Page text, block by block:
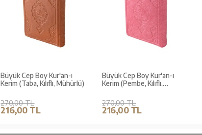
Büyük Cep Boy Kur'an-ı
Kerim (Taba, Kılıflı, Mühürlü)
270,00 TL
216,00 TL
Büyük Cep Boy Kur'an-ı
Kerim (Pembe, Kılıflı,
270,00 TL
216,00 TL